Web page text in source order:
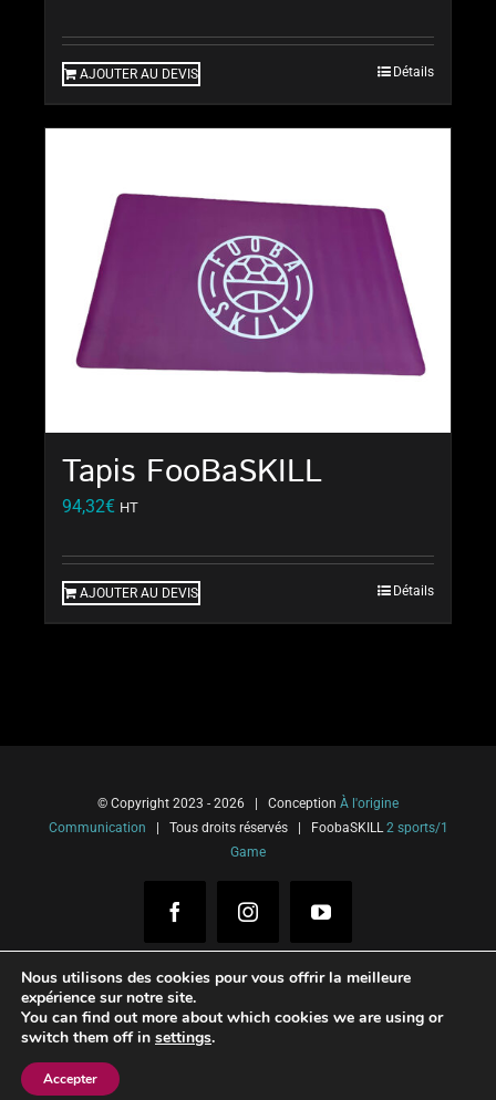
AJOUTER AU DEVIS Détails
Tapis FooBaSKILL
94,32€ HT
AJOUTER AU DEVIS Détails
© Copyright 2023 - 2026 | Conception À l'origine
Communication | Tous droits réservés | FoobaSKILL 2 sports/1
Game
FacebookInstagramYouTube
Nous utilisons des cookies pour vous offrir la meilleure
expérience sur notre site.
You can find out more about which cookies we are using or
switch them off in settings.
Accepter
Français Italiano(Italien)